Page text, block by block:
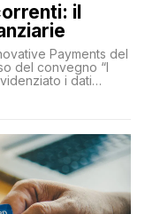
il
Payments del
del convegno “I
i dati
alle